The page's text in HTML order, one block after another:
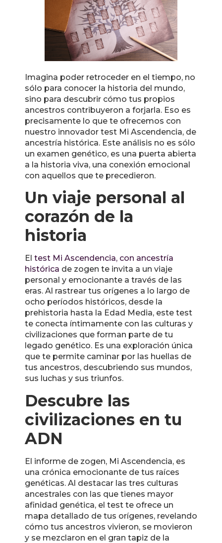
Imagina poder retroceder en el tiempo, no
sólo para conocer la historia del mundo,
sino para descubrir cómo tus propios
ancestros contribuyeron a forjarla. Eso es
precisamente lo que te ofrecemos con
nuestro innovador test Mi Ascendencia, de
ancestría histórica. Este análisis no es sólo
un examen genético, es una puerta abierta
a la historia viva, una conexión emocional
con aquellos que te precedieron.
Un viaje personal al
corazón de la
historia
El test Mi Ascendencia, con ancestría
histórica de zogen te invita a un viaje
personal y emocionante a través de las
eras. Al rastrear tus orígenes a lo largo de
ocho períodos históricos, desde la
prehistoria hasta la Edad Media, este test
te conecta íntimamente con las culturas y
civilizaciones que forman parte de tu
legado genético. Es una exploración única
que te permite caminar por las huellas de
tus ancestros, descubriendo sus mundos,
sus luchas y sus triunfos.
Descubre las
civilizaciones en tu
ADN
El informe de zogen, Mi Ascendencia, es
una crónica emocionante de tus raíces
genéticas. Al destacar las tres culturas
ancestrales con las que tienes mayor
afinidad genética, el test te ofrece un
mapa detallado de tus orígenes, revelando
cómo tus ancestros vivieron, se movieron
y se mezclaron en el gran tapiz de la